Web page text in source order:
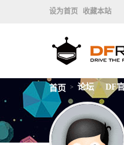
设为首页 收藏本站
首页 > 论坛 > DF